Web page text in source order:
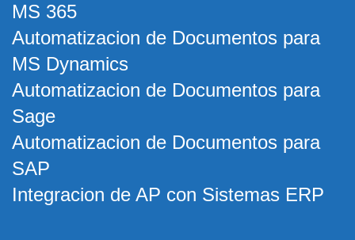
MS 365
Automatizacion de Documentos para
MS Dynamics
Automatizacion de Documentos para
Sage
Automatizacion de Documentos para
SAP
Integracion de AP con Sistemas ERP